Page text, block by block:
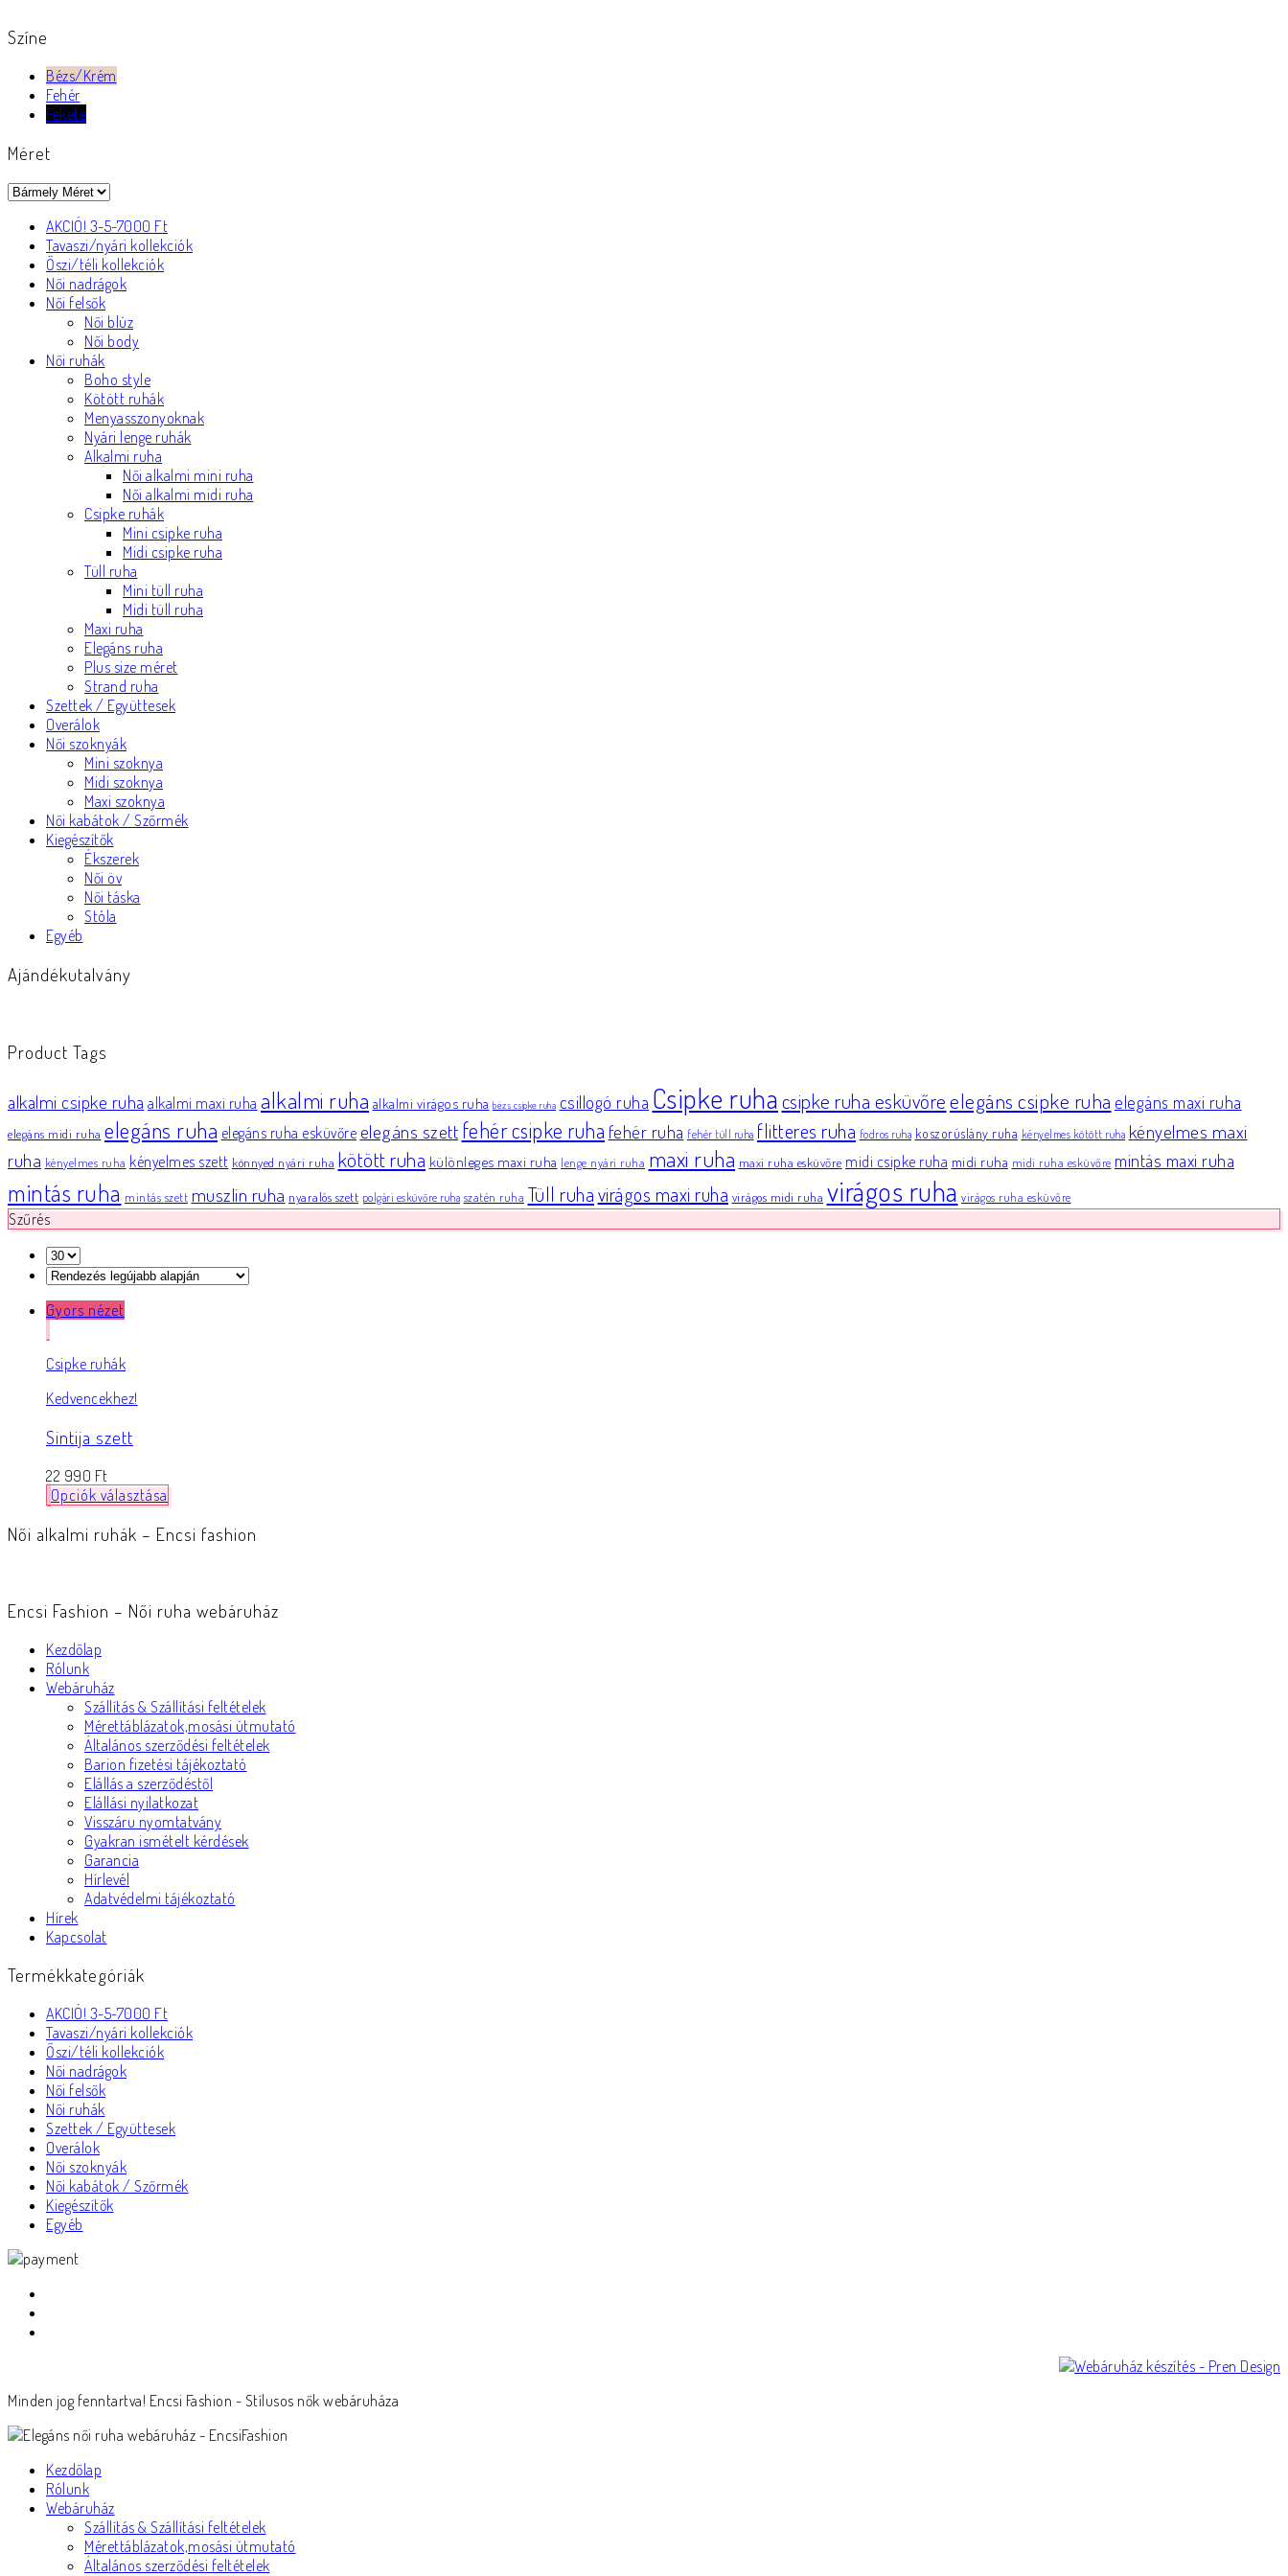
Színe
Bézs/Krém
Fehér
Fekete
Méret
AKCIÓ! 3-5-7000 Ft
Tavaszi/nyári kollekciók
Őszi/téli kollekciók
Női nadrágok
Női felsők
Női blúz
Női body
Női ruhák
Boho style
Kötött ruhák
Menyasszonyoknak
Nyári lenge ruhák
Alkalmi ruha
Női alkalmi mini ruha
Női alkalmi midi ruha
Csipke ruhák
Mini csipke ruha
Midi csipke ruha
Tüll ruha
Mini tüll ruha
Midi tüll ruha
Maxi ruha
Elegáns ruha
Plus size méret
Strand ruha
Szettek / Együttesek
Overálok
Női szoknyák
Mini szoknya
Midi szoknya
Maxi szoknya
Női kabátok / Szőrmék
Kiegészítők
Ékszerek
Női öv
Női táska
Stóla
Egyéb
Ajándékutalvány
Product Tags
alkalmi csipke ruha alkalmi maxi ruha alkalmi ruha alkalmi virágos ruha bézs csipke ruha csillogó ruha Csipke ruhacsipke ruha esküvőreelegáns csipke ruha elegáns maxi ruha
elegáns midi ruha elegáns ruha elegáns ruha esküvőre elegáns szett fehér csipke ruha fehér ruha fehér tüll ruha flitteres ruha fodros ruha koszorúslány ruha kényelmes kötött ruha kényelmes maxi
ruha kényelmes ruha kényelmes szett könnyed nyári ruha kötött ruha különleges maxi ruha lenge nyári ruha maxi ruha maxi ruha esküvőre midi csipke ruha midi ruha midi ruha esküvőre mintás maxi ruha
mintás ruha mintás szett muszlin ruha nyaralós szett polgári esküvőre ruha szatén ruha Tüll ruhavirágos maxi ruha virágos midi ruha virágos ruha virágos ruha esküvőre
Szűrés
Gyors nézet
Csipke ruhák
Kedvencekhez!
Sintija szett
22 990 Ft
Opciók választása
Női alkalmi ruhák – Encsi fashion
Encsi Fashion – Női ruha webáruház
Kezdőlap
Rólunk
Webáruház
Szállítás & Szállítási feltételek
Mérettáblázatok,mosási útmutató
Általános szerződési feltételek
Barion fizetési tájékoztató
Elállás a szerződéstől
Elállási nyilatkozat
Visszáru nyomtatvány
Gyakran ismételt kérdések
Garancia
Hírlevél
Adatvédelmi tájékoztató
Hírek
Kapcsolat
Termékkategóriák
AKCIÓ! 3-5-7000 Ft
Tavaszi/nyári kollekciók
Őszi/téli kollekciók
Női nadrágok
Női felsők
Női ruhák
Szettek / Együttesek
Overálok
Női szoknyák
Női kabátok / Szőrmék
Kiegészítők
Egyéb
Minden jog fenntartva! Encsi Fashion - Stílusos nők webáruháza
Kezdőlap
Rólunk
Webáruház
Szállítás & Szállítási feltételek
Mérettáblázatok,mosási útmutató
Általános szerződési feltételek